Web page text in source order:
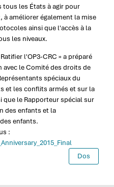
les États à agir pour
à améliorer également la mise
ainsi que l'accès à la
les niveaux.
l'OP3-CRC » a préparé
le Comité des droits de
spéciaux du
et les conflits armés et sur la
que le Rapporteur spécial sur
des enfants et la
enfants.
:
Dos